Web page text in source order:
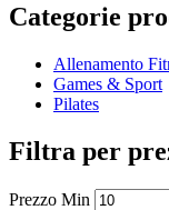
Categorie
Allenamento
Games & Sport
Pilates
Filtra per
Prezzo Min